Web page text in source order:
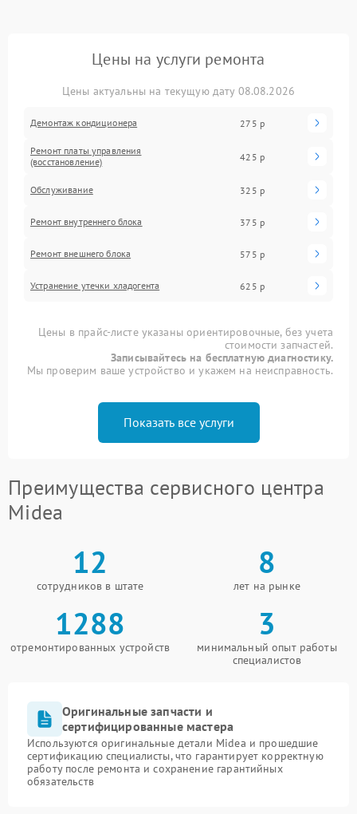
Цены на услуги ремонта
Цены актуальны на текущую дату 08.08.2026
Демонтаж кондиционера 275 р
Ремонт платы управления
(восстановление)
425 р
Обслуживание 325 р
Ремонт внутреннего блока 375 р
Ремонт внешнего блока 575 р
Устранение утечки хладогента 625 р
Цены в прайс-листе указаны ориентировочные, без учета
стоимости запчастей.
Записывайтесь на бесплатную диагностику.
Мы проверим ваше устройство и укажем на неисправность.
Показать все услуги
Преимущества сервисного центра
Midea
12
сотрудников в штате
8
лет на рынке
1288
отремонтированных устройств
3
минимальный опыт работы
специалистов
Оригинальные запчасти и
сертифицированные мастера
Используются оригинальные детали Midea и прошедшие
сертификацию специалисты, что гарантирует корректную
работу после ремонта и сохранение гарантийных
обязательств